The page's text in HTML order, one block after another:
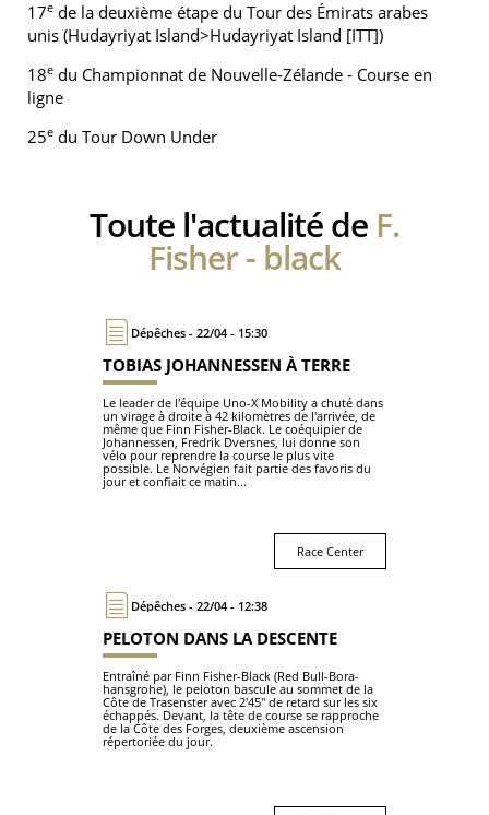
17e de la deuxième étape du Tour des Émirats arabes
unis (Hudayriyat Island>Hudayriyat Island [ITT])
18e du Championnat de Nouvelle-Zélande - Course en
ligne
25e du Tour Down Under
Toute l'actualité de F.
Fisher - black
Dépêches - 22/04 - 15:30
TOBIAS JOHANNESSEN À TERRE
Le leader de l'équipe Uno-X Mobility a chuté dans
un virage à droite à 42 kilomètres de l'arrivée, de
même que Finn Fisher-Black. Le coéquipier de
Johannessen, Fredrik Dversnes, lui donne son
vélo pour reprendre la course le plus vite
possible. Le Norvégien fait partie des favoris du
jour et confiait ce matin...
Race Center
Dépêches - 22/04 - 12:38
PELOTON DANS LA DESCENTE
Entraîné par Finn Fisher-Black (Red Bull-Bora-
hansgrohe), le peloton bascule au sommet de la
Côte de Trasenster avec 2'45" de retard sur les six
échappés. Devant, la tête de course se rapproche
de la Côte des Forges, deuxième ascension
répertoriée du jour.